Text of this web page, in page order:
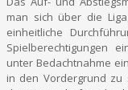
man sich über die
einheitliche
Spielberechtigungen
unter Bedachtnahme
in den Vordergrund zu